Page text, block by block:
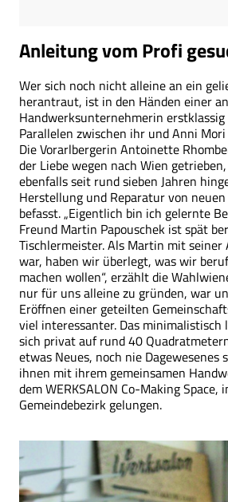
Anleitung vom Profi
Wer sich noch nicht alleine an ein
herantraut, ist in den Händen einer
Handwerksunternehmerin erstklassig
Parallelen zwischen ihr und Anni
Die Vorarlbergerin Antoinette
der Liebe wegen nach Wien
ebenfalls seit rund sieben Jahren
Herstellung und Reparatur von
befasst. „Eigentlich bin ich gelernte
Freund Martin Papouschek ist spät
Tischlermeister. Als Martin mit
war, haben wir überlegt, was wir
machen wollen“, erzählt die
nur für uns alleine zu gründen, war
Eröffnen einer geteilten
viel interessanter. Das minimalistisch
sich privat auf rund 40
etwas Neues, noch nie Dagewesenes
ihnen mit ihrem gemeinsamen
dem WERKSALON Co-Making Space,
Gemeindebezirk gelungen.